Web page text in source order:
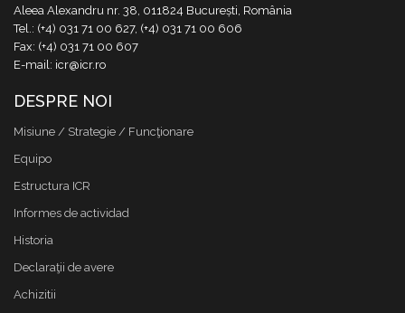
Aleea Alexandru nr. 38, 011824 București, România
Tel.: (+4) 031 71 00 627, (+4) 031 71 00 606
Fax: (+4) 031 71 00 607
E-mail: icr@icr.ro
DESPRE NOI
Misiune / Strategie / Funcţionare
Equipo
Estructura ICR
Informes de actividad
Historia
Declaraţii de avere
Achizitii